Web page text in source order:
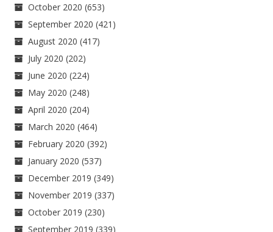
October 2020 (653)
September 2020 (421)
August 2020 (417)
July 2020 (202)
June 2020 (224)
May 2020 (248)
April 2020 (204)
March 2020 (464)
February 2020 (392)
January 2020 (537)
December 2019 (349)
November 2019 (337)
October 2019 (230)
September 2019 (339)